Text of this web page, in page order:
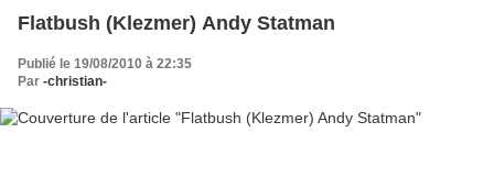
Flatbush (Klezmer) Andy Statman
Publié le 19/08/2010 à 22:35
Par -christian-